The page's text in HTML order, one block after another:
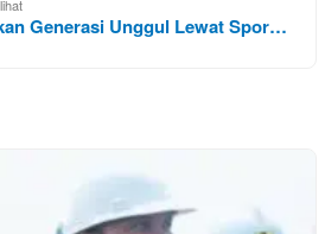
Generasi Unggul Lewat Spor…